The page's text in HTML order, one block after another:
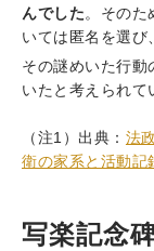
んでした。 そのた
いては匿名を選
その謎めいた行動
いたと考えられて
（注1）出典： 法
衛の家系と活動
写楽記念